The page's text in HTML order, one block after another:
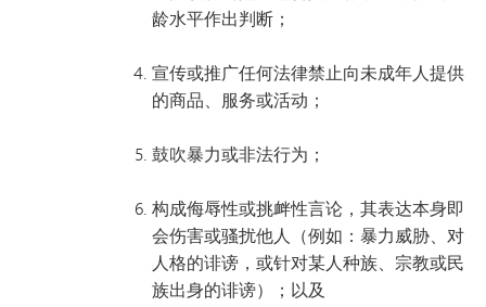
龄水平作出判断；
宣传或推广任何法律禁止向未成年人提供
的商品、服务或活动；
鼓吹暴力或非法行为；
构成侮辱性或挑衅性言论，其表达本身即
会伤害或骚扰他人（例如：暴力威胁、对
人格的诽谤，或针对某人种族、宗教或民
族出身的诽谤）；以及